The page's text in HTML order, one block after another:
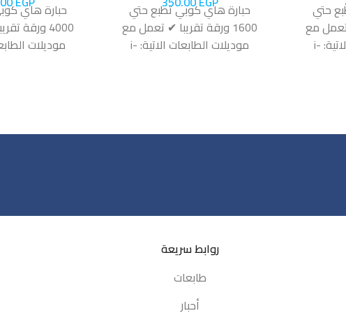
حتي
تعمل مع
موديلات الطابعات الاتية: i-
حبارة هاي كوبي تطبع حتي
1600 ورقة تقريبا ✔ تعمل مع
موديلات الطابعات الاتية: i-
حبارة هاي
4000 ورقة
روابط سريعة
طابعات
أحبار